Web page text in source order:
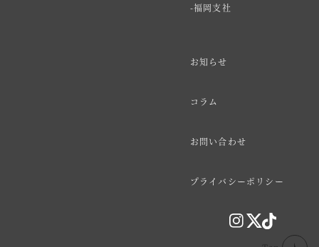
福岡支社
お知らせ
コラム
お問い合わせ
プライバシーポリシー